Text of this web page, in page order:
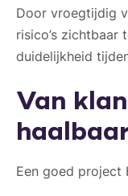
Door vroegtijdig
risico’s zichtbaar
duidelijkheid
Van
Een goed project